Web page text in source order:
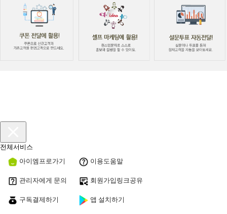
전체서비스
아이엠프로가기
이용도움말
관리자에게 문의 회원가입링크공유
구독결제하기 앱 설치하기